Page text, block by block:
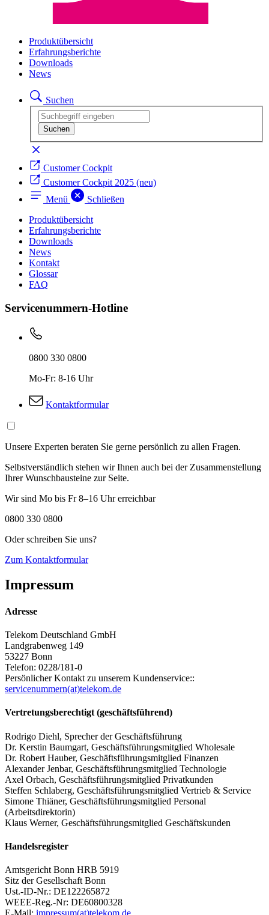
Produktübersicht
Erfahrungsberichte
Downloads
News
Suchen
Customer Cockpit
Customer Cockpit 2025 (neu)
Menü
Schließen
Produktübersicht
Erfahrungsberichte
Downloads
News
Kontakt
Glossar
FAQ
Servicenummern-Hotline
0800 330 0800
Mo-Fr: 8-16 Uhr
Kontaktformular
Unsere Experten beraten Sie gerne persönlich zu allen Fragen.
Selbstverständlich stehen wir Ihnen auch bei der Zusammenstellung
Ihrer Wunschbausteine zur Seite.
Wir sind Mo bis Fr 8–16 Uhr erreichbar
0800 330 0800
Oder schreiben Sie uns?
Zum Kontaktformular
Impressum
Adresse
Telekom Deutschland GmbH
Landgrabenweg 149
53227 Bonn
Telefon: 0228/181-0
Persönlicher Kontakt zu unserem Kundenservice::
servicenummern(at)telekom.de
Vertretungsberechtigt (geschäftsführend)
Rodrigo Diehl, Sprecher der Geschäftsführung
Dr. Kerstin Baumgart, Geschäftsführungsmitglied Wholesale
Dr. Robert Hauber, Geschäftsführungsmitglied Finanzen
Alexander Jenbar, Geschäftsführungsmitglied Technologie
Axel Orbach, Geschäftsführungsmitglied Privatkunden
Steffen Schlaberg, Geschäftsführungsmitglied Vertrieb & Service
Simone Thiäner, Geschäftsführungsmitglied Personal
(Arbeitsdirektorin)
Klaus Werner, Geschäftsführungsmitglied Geschäftskunden
Handelsregister
Amtsgericht Bonn HRB 5919
Sitz der Gesellschaft Bonn
Ust.-ID-Nr.: DE122265872
WEEE-Reg.-Nr: DE60800328
E-Mail: impressum(at)telekom.de